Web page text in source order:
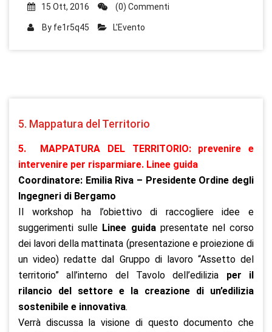
15 Ott, 2016 (0) Commenti
By fe1r5q45 L'Evento
5. Mappatura del Territorio
5. MAPPATURA DEL TERRITORIO: prevenire e
intervenire per risparmiare. Linee guida
Coordinatore: Emilia Riva – Presidente Ordine degli
Ingegneri di Bergamo
Il workshop ha l’obiettivo di raccogliere idee e
suggerimenti sulle Linee guidapresentate nel corso
dei lavori della mattinata (presentazione e proiezione di
un video) redatte dal Gruppo di lavoro “Assetto del
territorio” all’interno del Tavolo dell’edilizia per il
rilancio del settore e la creazione di un’edilizia
sostenibile e innovativa.
Verrà discussa la visione di questo documento che